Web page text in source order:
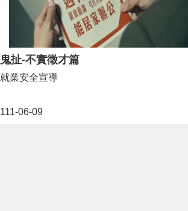
鬼扯-不實徵才篇
111-06-09
就業安全宣導